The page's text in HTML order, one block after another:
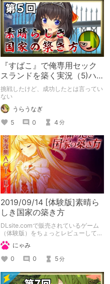
『すばこ』で俺専用セック
スランドを築く実況（5)ハ
ードモード挑戦編
挑戦したけど、成功したとは言ってい
ない
うらうなぎ
5
0 4 分
2019/09/14 [体験版]素晴ら
しき国家の築き方
DLsite.comで販売されているゲーム
（体験版）をちょっとレビューしてみ
ます。 作品は「素晴らしき国家の築
き方」です。
にゃみ
0
0 5分